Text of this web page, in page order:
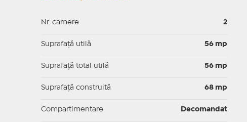
Nr. camere 2
Suprafaţă utilă 56 mp
Suprafaţă total utilă 56 mp
Suprafaţă construită 68 mp
Compartimentare Decomandat